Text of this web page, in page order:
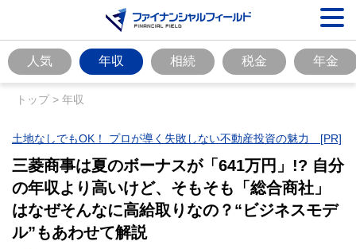
人気 年収 相続 税金 年金
トップ> 年収
土地なしでもOK！ プロが導く失敗しない不動産投資の魅力 [PR]
三菱商事は夏のボーナスが「641万円」!? 自分
の年収より高いけど、そもそも「総合商社」
はなぜそんなに高給取りなの？“ビジネスモデ
ル”もあわせて解説